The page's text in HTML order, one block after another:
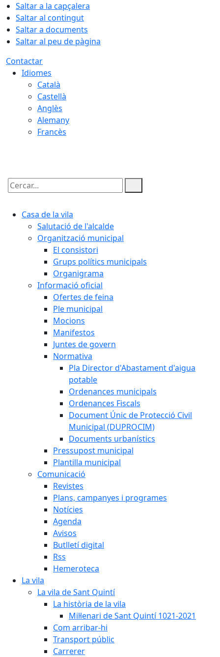
Saltar a la capçalera
Saltar al contingut
Saltar a documents
Saltar al peu de pàgina
Contactar
Idiomes
Català
Castellà
Anglès
Alemany
Francès
Cercar:
Casa de la vila
Salutació de l'alcalde
Organització municipal
El consistori
Grups polítics municipals
Organigrama
Informació oficial
Ofertes de feina
Ple municipal
Mocions
Manifestos
Juntes de govern
Normativa
Pla Director d'Abastament d'aigua
potable
Ordenances municipals
Ordenances Fiscals
Document Únic de Protecció Civil
Municipal (DUPROCIM)
Documents urbanístics
Pressupost municipal
Plantilla municipal
Comunicació
Revistes
Plans, campanyes i programes
Notícies
Agenda
Avisos
Butlletí digital
Rss
Hemeroteca
La vila
La vila de Sant Quintí
La història de la vila
Mil·lenari de Sant Quintí 1021-2021
Com arribar-hi
Transport públic
Carrerer